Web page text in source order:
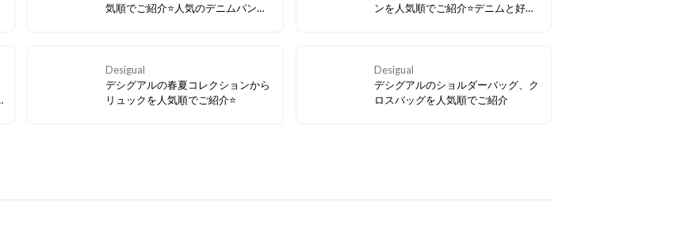
気順でご紹介⭐人気のデニムパンツ
ンを人気順でご紹介⭐デニムと好相
Desigual
デシグアルの春夏コレクションから
リュックを人気順でご紹介⭐
Desigual
デシグアルのショルダーバッグ、ク
ロスバッグを人気順でご紹介